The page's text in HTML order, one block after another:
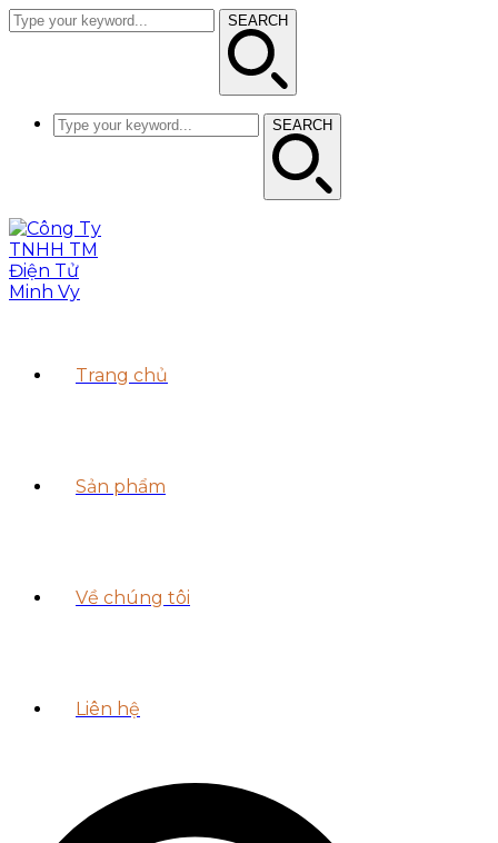
SEARCH
SEARCH
Trang chủ
Sản phẩm
Về chúng tôi
Liên hệ